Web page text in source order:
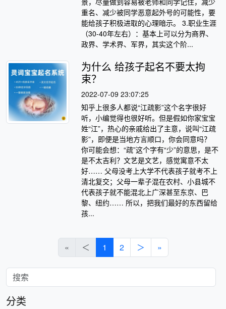
重名、减少被同学恶意起外号的可能性，要
能给孩子积极进取的心理暗示。 3.职业生涯
（30-40年左右）：基本上可以分为商界、
政界、学术界、军界，其实这个阶...
为什么 给孩子起名不要太拘
束？
2022-07-09 23:07:25
知乎上很多人都说“江疏影”这个名字很好
听，小编觉得也很好听。但是假如你家宝宝
姓“江”，热心的亲戚给出了主意，说叫“江疏
影”，即便是当地方言顺口，你会同意吗？
你可能会想：“疏”这个字有“少”的意思，是不
是不太吉利？文艺是文艺，感觉寓意不太
好…… 父母没考上大学不代表孩子就考不上
清北复交；父母一辈子混在农村、小县城不
代表孩子就不能混北上广深甚至东京、巴
黎、纽约…… 所以，把我们最好的东西留给
孩...
« ＜ 1 2 ＞ »
分类